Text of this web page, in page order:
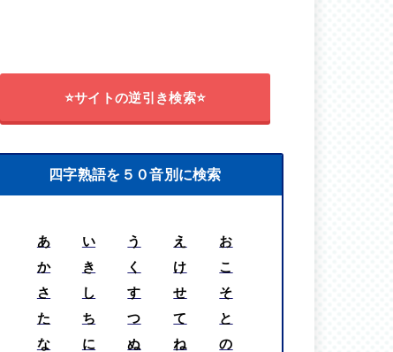
⭐サイトの逆引き検索⭐
四字熟語を５０音別に検索
あ い う え
お
か
き く け
こ
さ
し す せ
そ
た
ち つ て
と
な
に ぬ ね
の